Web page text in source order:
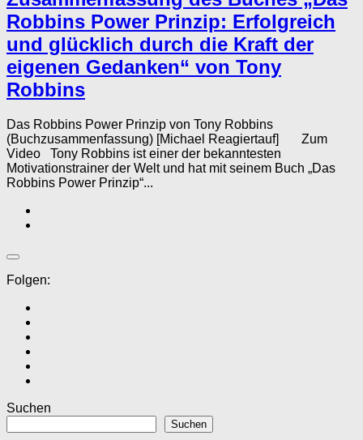
Robbins Power Prinzip: Erfolgreich
und glücklich durch die Kraft der
eigenen Gedanken“ von Tony
Robbins
Das Robbins Power Prinzip von Tony Robbins
(Buchzusammenfassung) [Michael Reagiertauf] Zum
Video Tony Robbins ist einer der bekanntesten
Motivationstrainer der Welt und hat mit seinem Buch „Das
Robbins Power Prinzip“...
Folgen:
Suchen
Suchen